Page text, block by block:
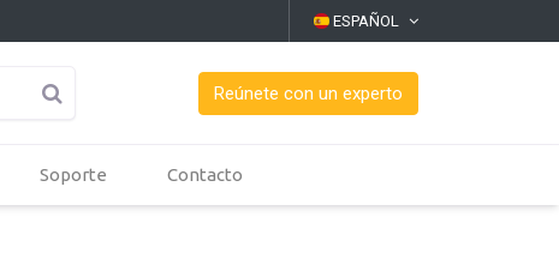
ESPAÑOL
Reúnete con un experto
Soporte Contacto